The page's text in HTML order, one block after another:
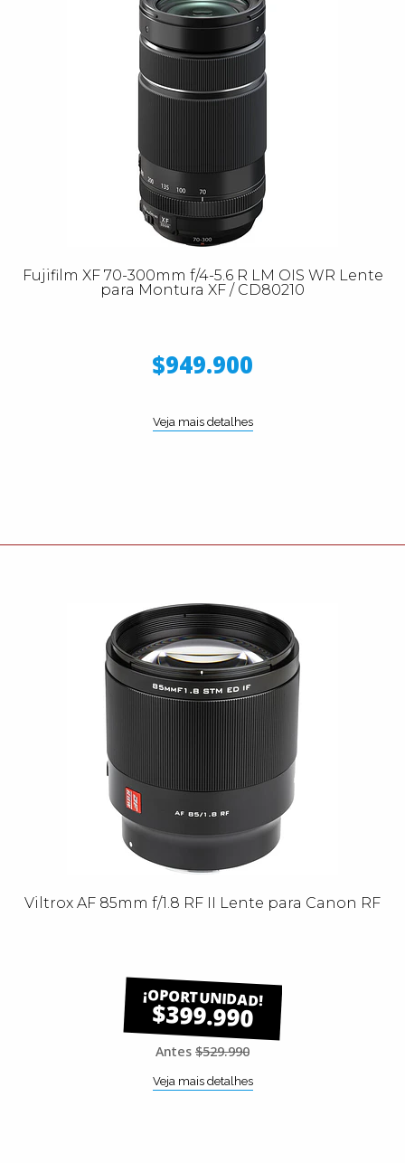
Fujifilm XF 70-300mm f/4-5.6 R LM OIS WR Lente
para Montura XF / CD80210
$949.900
Veja mais detalhes
Viltrox AF 85mm f/1.8 RF II Lente para Canon RF
$399.990
Antes $529.990
Veja mais detalhes